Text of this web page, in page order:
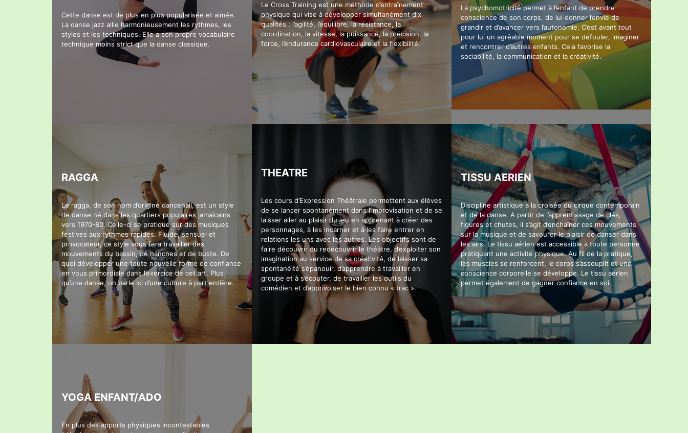
Cette danse est de plus en plus popularisée et aimée.
La danse jazz allie harmonieusement les rythmes, les
styles et les techniques. Elle a son propre vocabulaire
technique moins strict que la danse classique.
Le Cross Training est une méthode d’entraînement
physique qui vise à développer simultanément dix
qualités : l’agilité, l’équilibre, la résistance, la
coordination, la vitesse, la puissance, la précision, la
force, l’endurance cardiovasculaire et la flexibilité.
La psychomotricité permet à l’enfant de prendre
conscience de son corps, de lui donner l’envie de
grandir et d’avancer vers l’autonomie. C’est avant tout
pour lui un agréable moment pour se défouler, imaginer
et rencontrer d’autres enfants. Cela favorise la
sociabilité, la communication et la créativité.
RAGGA
Le ragga, de son nom d’origine dancehall, est un style
de danse né dans les quartiers populaires jamaïcains
vers 1970-80. Celle-ci se pratique sur des musiques
festives aux rythmes rapides. Fluide, sensuel et
provocateur, ce style vous fera travailler des
mouvements du bassin, de hanches et de buste. De
quoi développer une toute nouvelle forme de confiance
en vous primordiale dans l’exercice de cet art. Plus
qu’une danse, on parle ici d’une culture à part entière.
THEATRE
Les cours d’Expression Théâtrale permettent aux élèves
de se lancer spontanément dans l’improvisation et de se
laisser aller au plaisir du jeu en apprenant à créer des
personnages, à les incarner et à les faire entrer en
relations les uns avec les autres. Les objectifs sont de
faire découvrir ou redécouvrir le théâtre, d’exploiter son
imagination au service de sa créativité, de laisser sa
spontanéité s’épanouir, d’apprendre à travailler en
groupe et à s’écouter, de travailler les outils du
comédien et d’apprivoiser le bien connu « trac ».
TISSU AERIEN
Discipline artistique à la croisée du cirque contemporain
et de la danse. A partir de l’apprentissage de clés,
figures et chutes, il s’agit d’enchaîner ces mouvements
sur la musique et de savourer le plaisir de danser dans
les airs. Le tissu aérien est accessible à toute personne
pratiquant une activité physique. Au fil de la pratique,
les muscles se renforcent, le corps s’assouplit et une
conscience corporelle se développe. Le tissu aérien
permet également de gagner confiance en soi.
YOGA ENFANT/ADO
En plus des apports physiques incontestables